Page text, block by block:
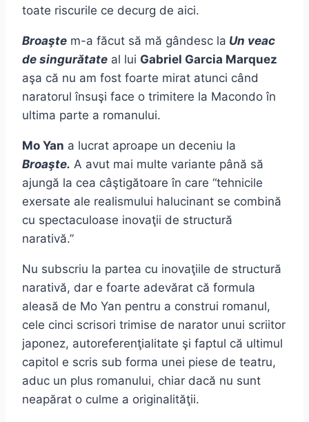
toate riscurile ce decurg de aici.
Broaşte m-a făcut să mă gândesc la Un veac
de singurătate al lui Gabriel Garcia Marquez
aşa că nu am fost foarte mirat atunci când
naratorul însuşi face o trimitere la Macondo în
ultima parte a romanului.
Mo Yan a lucrat aproape un deceniu la
Broaşte. A avut mai multe variante până să
ajungă la cea câştigătoare în care “tehnicile
exersate ale realismului halucinant se combină
cu spectaculoase inovaţii de structură
narativă.”
Nu subscriu la partea cu inovaţiile de structură
narativă, dar e foarte adevărat că formula
aleasă de Mo Yan pentru a construi romanul,
cele cinci scrisori trimise de narator unui scriitor
japonez, autoreferenţialitate şi faptul că ultimul
capitol e scris sub forma unei piese de teatru,
aduc un plus romanului, chiar dacă nu sunt
neapărat o culme a originalităţii.